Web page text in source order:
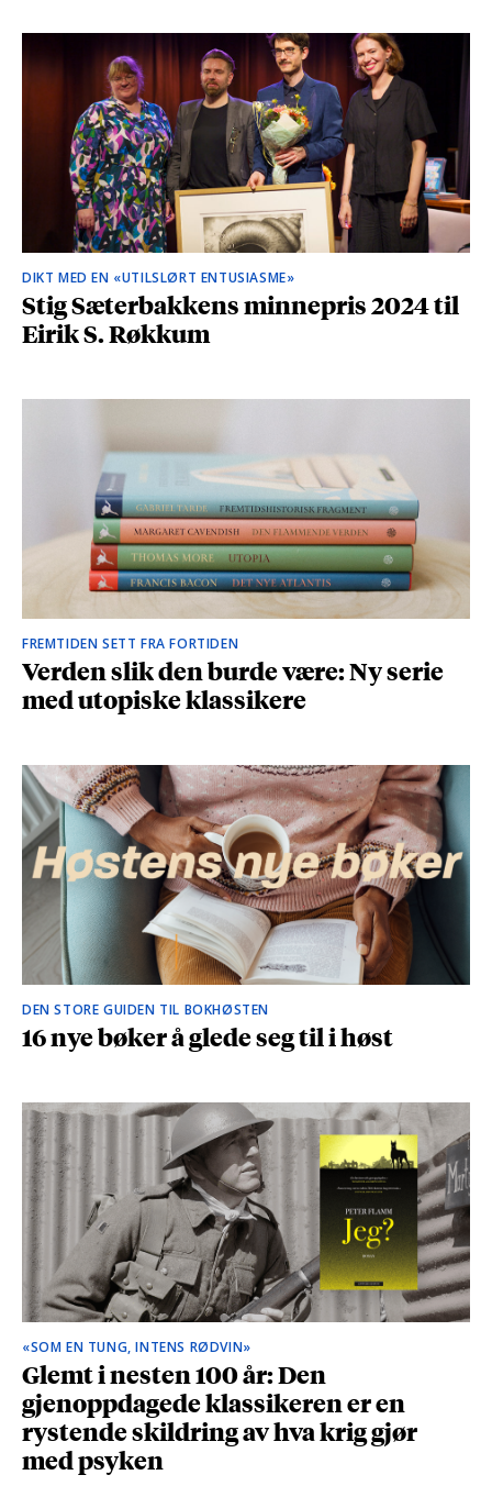
DIKT MED EN «UTILSLØRT ENTUSIASME»
Stig Sæterbakkens minnepris 2024 til
Eirik S. Røkkum
FREMTIDEN SETT FRA FORTIDEN
Verden slik den burde være: Ny serie
med utopiske klassikere
DEN STORE GUIDEN TIL BOKHØSTEN
16 nye bøker å glede seg til i høst
«SOM EN TUNG, INTENS RØDVIN»
Glemt i nesten 100 år: Den
gjenoppdagede klassikeren er en
rystende skildring av hva krig gjør
med psyken